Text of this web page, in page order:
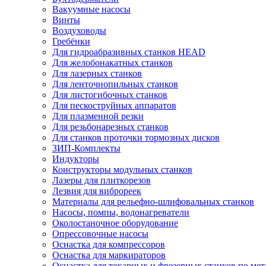
Вакуумные насосы
Винты
Воздуховоды
Гребёнки
Для гидроабразивных станков HEAD
Для желобонакатных станков
Для лазерных станков
Для ленточнопильных станков
Для листогибочных станков
Для пескоструйных аппаратов
Для плазменной резки
Для резьбонарезных станков
Для станков проточки тормозных дисков
ЗИП-Комплекты
Индукторы
Конструкторы модульных станков
Лазеры для плиткорезов
Лезвия для виброреек
Материалы для рельефно-шлифовальных станков
Насосы, помпы, водонагреватели
Околостаночное оборудование
Опрессовочные насосы
Оснастка для компрессоров
Оснастка для маркираторов